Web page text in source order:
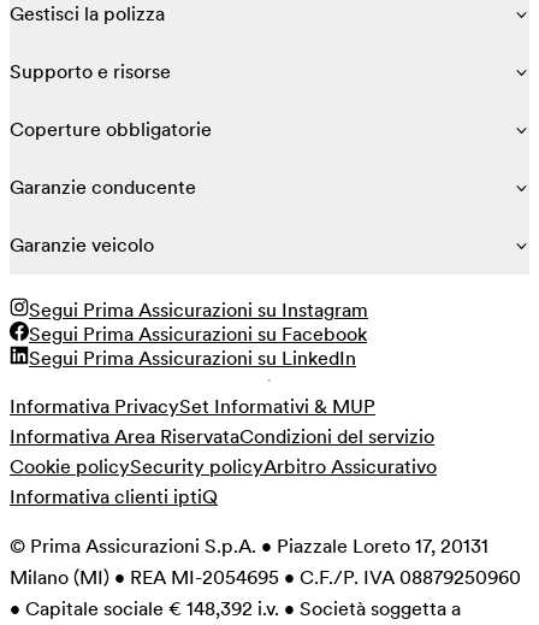
Gestisci la polizza
Supporto e risorse
Coperture obbligatorie
Garanzie conducente
Garanzie veicolo
Segui Prima Assicurazioni su Instagram
Segui Prima Assicurazioni su Facebook
Segui Prima Assicurazioni su LinkedIn
Informativa PrivacySet Informativi & MUP
Informativa Area RiservataCondizioni del servizio
Cookie policySecurity policyArbitro Assicurativo
Informativa clienti iptiQ
© Prima Assicurazioni S.p.A. • Piazzale Loreto 17, 20131
Milano (MI) • REA MI-2054695 • C.F./P. IVA 08879250960
• Capitale sociale € 148,392 i.v. • Società soggetta a